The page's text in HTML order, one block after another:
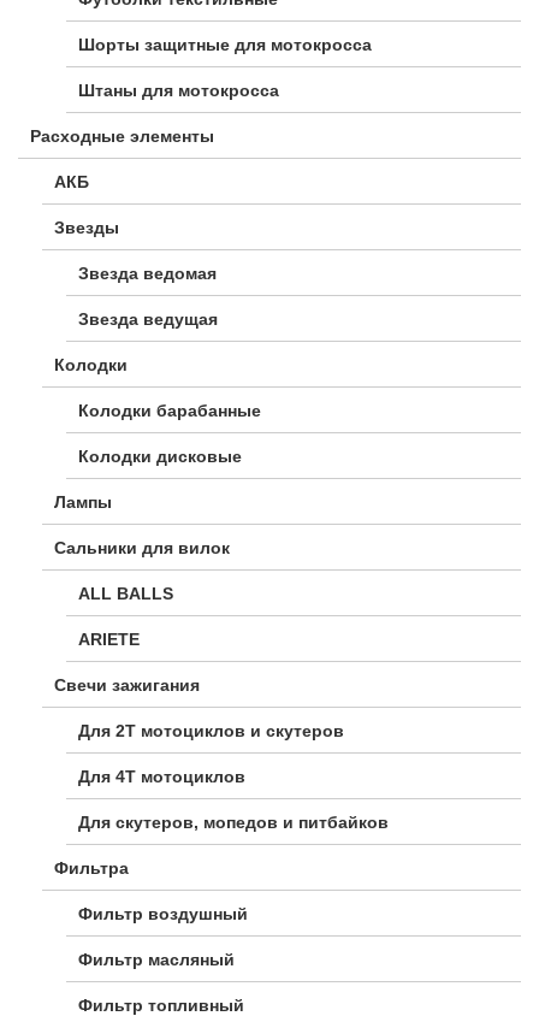
Шорты защитные для мотокросса
Штаны для мотокросса
Расходные элементы
АКБ
Звезды
Звезда ведомая
Звезда ведущая
Колодки
Колодки барабанные
Колодки дисковые
Лампы
Сальники для вилок
ALL BALLS
ARIETE
Свечи зажигания
Для 2Т мотоциклов и скутеров
Для 4Т мотоциклов
Для скутеров, мопедов и питбайков
Фильтра
Фильтр воздушный
Фильтр масляный
Фильтр топливный